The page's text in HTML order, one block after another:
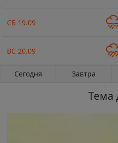
СБ 19.09
ВС 20.09
Сегодня Завтра
Тема